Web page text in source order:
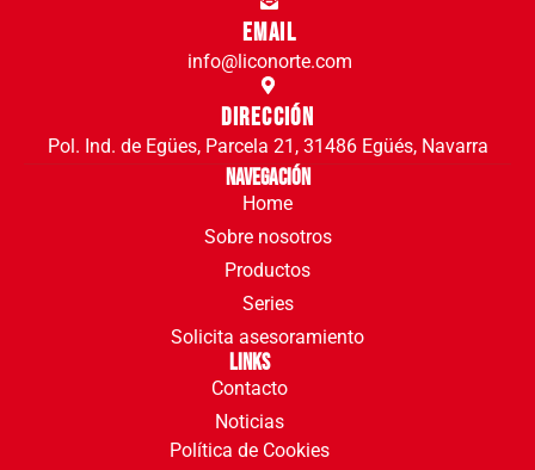
Email
info@liconorte.com
Dirección
Pol. Ind. de Egües, Parcela 21, 31486 Egüés, Navarra
Navegación
Home
Sobre nosotros
Productos
Series
Solicita asesoramiento
Links
Contacto
Noticias
Política de Cookies